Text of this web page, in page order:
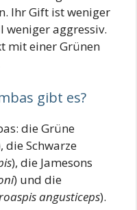
Ihr Gift ist weniger
weniger aggressiv.
mit einer Grünen
gibt es?
die Grüne
die Schwarze
), die Jamesons
) und die
angusticeps).